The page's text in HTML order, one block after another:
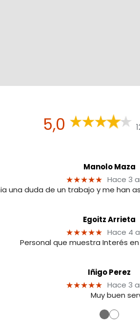
5,0
Manolo Maza
★★★★★ Hace 3
una duda de un trabajo y me han
Egoitz Arrieta
★★★★★ Hace 4
Personal que muestra Interés
Iñigo Perez
★★★★★ Hace 3
Muy buen
●●